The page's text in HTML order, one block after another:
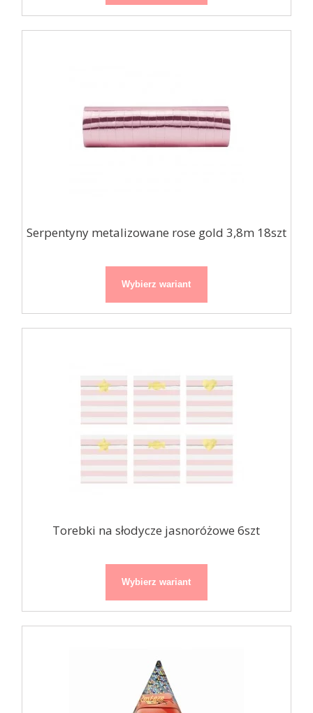
Serpentyny metalizowane rose gold 3,8m 18szt
Wybierz wariant
Torebki na słodycze jasnoróżowe 6szt
Wybierz wariant